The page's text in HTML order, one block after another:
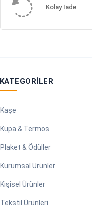
Kolay İade
KATEGORILER
Kaşe
Kupa & Termos
Plaket & Ödüller
Kurumsal Ürünler
Kişisel Ürünler
Tekstil Ürünleri